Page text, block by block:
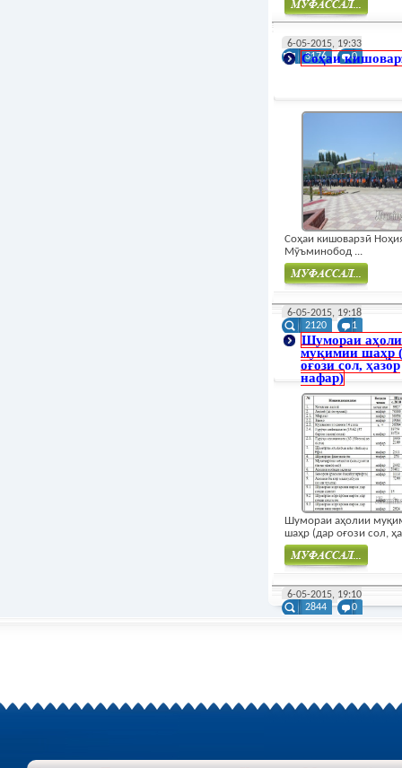
6-05-2015, 19:33
3176
0
Соҳаи
Соҳаи кишоварзӣ
Мӯъминобод ...
Муфасал
6-05-2015, 19:18
2120
1
Шумораи
муқимии шаҳр
оғози сол, ҳазор
нафар)
Шумораи аҳолии
шаҳр (дар оғози сол,
Муфасал
6-05-2015, 19:10
2844
0